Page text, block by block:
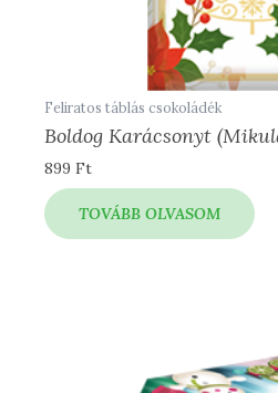
Feliratos táblás csokoládék
Boldog Karácsonyt
899 Ft
TOVÁBB OLVASOM